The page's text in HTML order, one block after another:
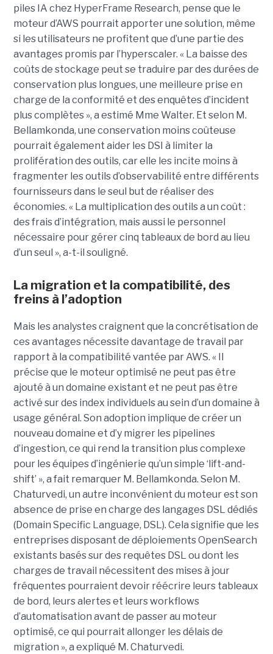
piles IA chez HyperFrame Research, pense que le
moteur d’AWS pourrait apporter une solution, même
si les utilisateurs ne profitent que d’une partie des
avantages promis par l’hyperscaler. « La baisse des
coûts de stockage peut se traduire par des durées de
conservation plus longues, une meilleure prise en
charge de la conformité et des enquêtes d’incident
plus complètes », a estimé Mme Walter. Et selon M.
Bellamkonda, une conservation moins coûteuse
pourrait également aider les DSI à limiter la
prolifération des outils, car elle les incite moins à
fragmenter les outils d’observabilité entre différents
fournisseurs dans le seul but de réaliser des
économies. « La multiplication des outils a un coût :
des frais d’intégration, mais aussi le personnel
nécessaire pour gérer cinq tableaux de bord au lieu
d’un seul », a-t-il souligné.
La migration et la compatibilité, des
freins à l’adoption
Mais les analystes craignent que la concrétisation de
ces avantages nécessite davantage de travail par
rapport à la compatibilité vantée par AWS. « Il
précise que le moteur optimisé ne peut pas être
ajouté à un domaine existant et ne peut pas être
activé sur des index individuels au sein d’un domaine à
usage général. Son adoption implique de créer un
nouveau domaine et d’y migrer les pipelines
d’ingestion, ce qui rend la transition plus complexe
pour les équipes d’ingénierie qu’un simple ‘lift-and-
shift’ », a fait remarquer M. Bellamkonda. Selon M.
Chaturvedi, un autre inconvénient du moteur est son
absence de prise en charge des langages DSL dédiés
(Domain Specific Language, DSL). Cela signifie que les
entreprises disposant de déploiements OpenSearch
existants basés sur des requêtes DSL ou dont les
charges de travail nécessitent des mises à jour
fréquentes pourraient devoir réécrire leurs tableaux
de bord, leurs alertes et leurs workflows
d’automatisation avant de passer au moteur
optimisé, ce qui pourrait allonger les délais de
migration », a expliqué M. Chaturvedi.